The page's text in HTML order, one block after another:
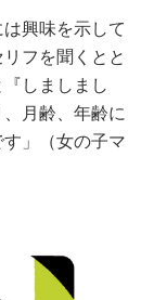
興味を示して
フを聞くとと
しましまし
月齢、年齢に
」（女の子マ